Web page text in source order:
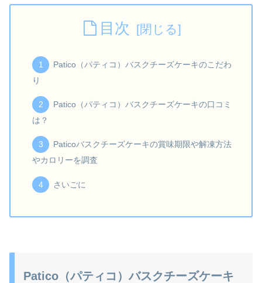
目次
Patico（パティコ）バスクチーズケーキのこだわ
り
Patico（パティコ）バスクチーズケーキの口コミ
は？
Paticoバスクチーズケーキの賞味期限や解凍方法
やカロリーを調査
さいごに
Patico（パティコ）バスクチーズケーキ